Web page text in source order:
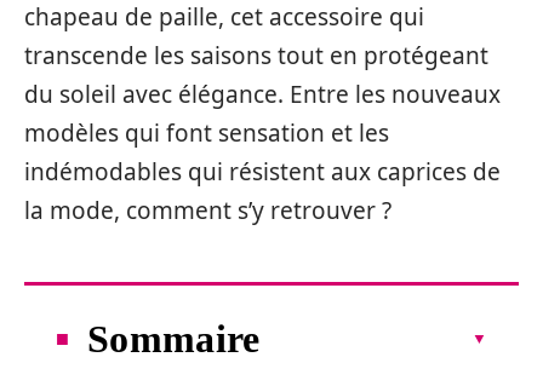
chapeau de paille, cet accessoire qui
transcende les saisons tout en protégeant
du soleil avec élégance. Entre les nouveaux
modèles qui font sensation et les
indémodables qui résistent aux caprices de
la mode, comment s’y retrouver ?
Sommaire